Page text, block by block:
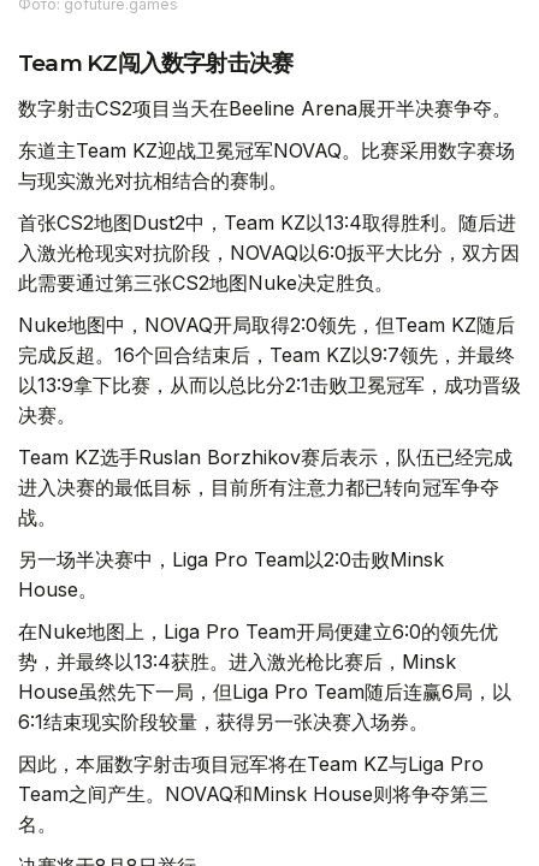
Фото: gofuture.games
Team KZ闯入数字射击决赛
数字射击CS2项目当天在Beeline Arena展开半决赛争夺。
东道主Team KZ迎战卫冕冠军NOVAQ。比赛采用数字赛场
与现实激光对抗相结合的赛制。
首张CS2地图Dust2中，Team KZ以13:4取得胜利。随后进
入激光枪现实对抗阶段，NOVAQ以6:0扳平大比分，双方因
此需要通过第三张CS2地图Nuke决定胜负。
Nuke地图中，NOVAQ开局取得2:0领先，但Team KZ随后
完成反超。16个回合结束后，Team KZ以9:7领先，并最终
以13:9拿下比赛，从而以总比分2:1击败卫冕冠军，成功晋级
决赛。
Team KZ选手Ruslan Borzhikov赛后表示，队伍已经完成
进入决赛的最低目标，目前所有注意力都已转向冠军争夺
战。
另一场半决赛中，Liga Pro Team以2:0击败Minsk
House。
在Nuke地图上，Liga Pro Team开局便建立6:0的领先优
势，并最终以13:4获胜。进入激光枪比赛后，Minsk
House虽然先下一局，但Liga Pro Team随后连赢6局，以
6:1结束现实阶段较量，获得另一张决赛入场券。
因此，本届数字射击项目冠军将在Team KZ与Liga Pro
Team之间产生。NOVAQ和Minsk House则将争夺第三
名。